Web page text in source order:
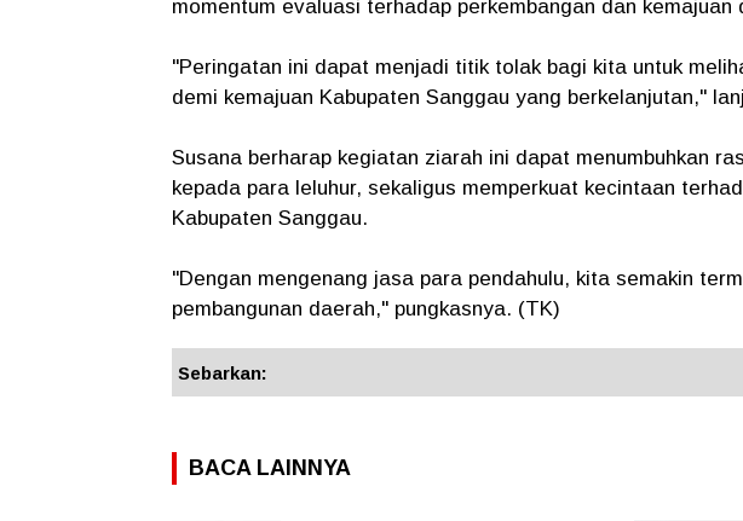
momentum evaluasi terhadap perkembangan dan kemajuan
"Peringatan ini dapat menjadi titik tolak bagi kita untuk
demi kemajuan Kabupaten Sanggau yang berkelanjutan,"
Susana berharap kegiatan ziarah ini dapat menumbuhkan
kepada para leluhur, sekaligus memperkuat kecintaan
Kabupaten Sanggau.
"Dengan mengenang jasa para pendahulu, kita semakin
pembangunan daerah," pungkasnya. (TK)
Sebarkan:
BACA LAINNYA